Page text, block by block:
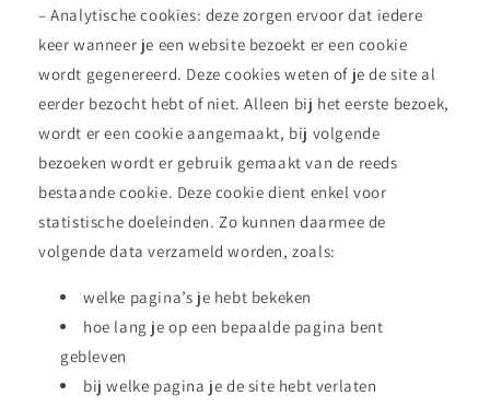
– Analytische cookies: deze zorgen ervoor dat iedere
keer wanneer je een website bezoekt er een cookie
wordt gegenereerd. Deze cookies weten of je de site al
eerder bezocht hebt of niet. Alleen bij het eerste bezoek,
wordt er een cookie aangemaakt, bij volgende
bezoeken wordt er gebruik gemaakt van de reeds
bestaande cookie. Deze cookie dient enkel voor
statistische doeleinden. Zo kunnen daarmee de
volgende data verzameld worden, zoals:
welke pagina’s je hebt bekeken
hoe lang je op een bepaalde pagina bent
gebleven
bij welke pagina je de site hebt verlaten